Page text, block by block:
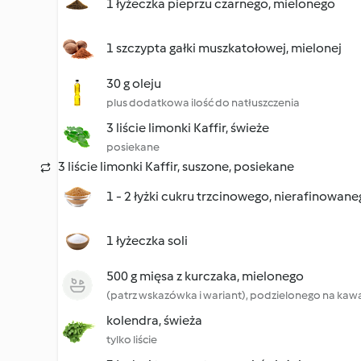
1 łyżeczka pieprzu czarnego, mielonego
1 szczypta gałki muszkatołowej, mielonej
30 g oleju
plus dodatkowa ilość do natłuszczenia
3 liście limonki Kaffir, świeże
posiekane
3 liście limonki Kaffir, suszone, posiekane
1 - 2 łyżki cukru trzcinowego,
1 łyżeczka soli
500 g mięsa z kurczaka, mielonego
(patrz wskazówka i wariant), podzielonego na
kolendra, świeża
tylko liście